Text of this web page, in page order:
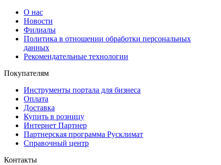
О нас
Новости
Филиалы
Политика в отношении обработки персональных
данных
Рекомендательные технологии
Покупателям
Инструменты портала для бизнеса
Оплата
Доставка
Купить в розницу
Интернет Партнер
Партнерская программа Русклимат
Справочный центр
Контакты